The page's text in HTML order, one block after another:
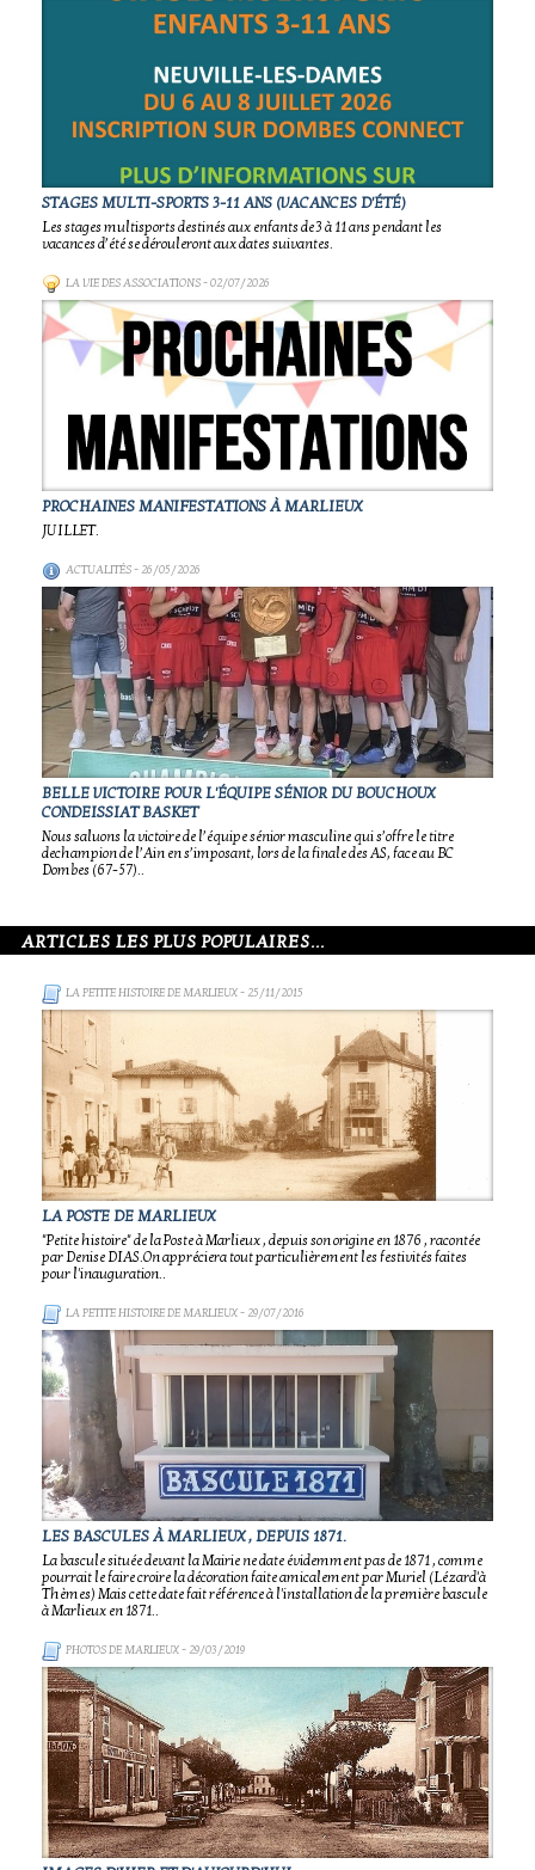
STAGES MULTI-SPORTS 3-11 ANS (VACANCES D'ÉTÉ)
Les stages multisports destinés aux enfants de 3 à 11 ans pendant les
vacances d’été se dérouleront aux dates suivantes.
LA VIE DES ASSOCIATIONS- 02/07/2026
PROCHAINES MANIFESTATIONS À MARLIEUX
JUILLET.
ACTUALITÉS- 26/05/2026
BELLE VICTOIRE POUR L'ÉQUIPE SÉNIOR DU BOUCHOUX
CONDEISSIAT BASKET
Nous saluons la victoire de l’équipe sénior masculine qui s’offre le titre
dechampion de l’Ain en s’imposant, lors de la finale des AS, face au BC
Dombes (67-57)..
ARTICLES LES PLUS POPULAIRES...
LA PETITE HISTOIRE DE MARLIEUX- 25/11/2015
LA POSTE DE MARLIEUX
"Petite histoire" de la Poste à Marlieux , depuis son origine en 1876 , racontée
par Denise DIAS.On appréciera tout particulièrement les festivités faites
pour l'inauguration..
LA PETITE HISTOIRE DE MARLIEUX- 29/07/2016
LES BASCULES À MARLIEUX , DEPUIS 1871.
La bascule située devant la Mairie ne date évidemment pas de 1871 , comme
pourrait le faire croire la décoration faite amicalement par Muriel (Lézard'à
Thèmes) Mais cette date fait référence à l'installation de la première bascule
à Marlieux en 1871..
PHOTOS DE MARLIEUX- 29/03/2019